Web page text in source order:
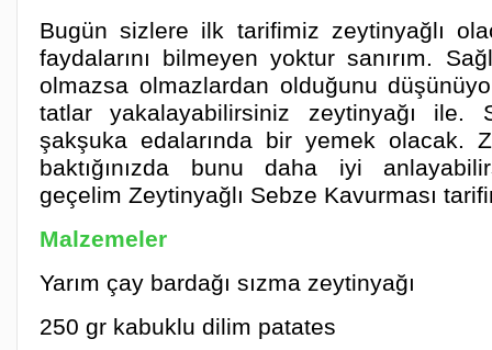
Bugün sizlere ilk tarifimiz zeytinyağlı
faydalarını bilmeyen yoktur sanırım.
olmazsa olmazlardan olduğunu
tatlar yakalayabilirsiniz zeytinyağı ile.
şakşuka edalarında bir yemek olacak.
baktığınızda bunu daha iyi
geçelim Zeytinyağlı Sebze Kavurması
Malzemeler
Yarım çay bardağı sızma zeytinyağı
250 gr kabuklu dilim patates